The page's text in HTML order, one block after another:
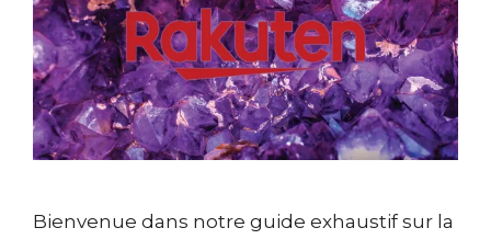
Bienvenue dans notre guide exhaustif sur la